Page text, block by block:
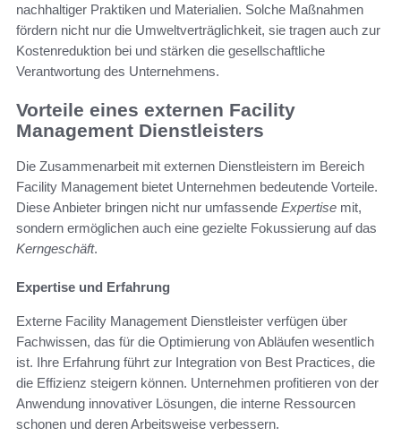
nachhaltiger Praktiken und Materialien. Solche Maßnahmen
fördern nicht nur die Umweltverträglichkeit, sie tragen auch zur
Kostenreduktion bei und stärken die gesellschaftliche
Verantwortung des Unternehmens.
Vorteile eines externen Facility
Management Dienstleisters
Die Zusammenarbeit mit externen Dienstleistern im Bereich
Facility Management bietet Unternehmen bedeutende Vorteile.
Diese Anbieter bringen nicht nur umfassende Expertise mit,
sondern ermöglichen auch eine gezielte Fokussierung auf das
Kerngeschäft.
Expertise und Erfahrung
Externe Facility Management Dienstleister verfügen über
Fachwissen, das für die Optimierung von Abläufen wesentlich
ist. Ihre Erfahrung führt zur Integration von Best Practices, die
die Effizienz steigern können. Unternehmen profitieren von der
Anwendung innovativer Lösungen, die interne Ressourcen
schonen und deren Arbeitsweise verbessern.